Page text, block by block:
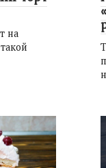
на